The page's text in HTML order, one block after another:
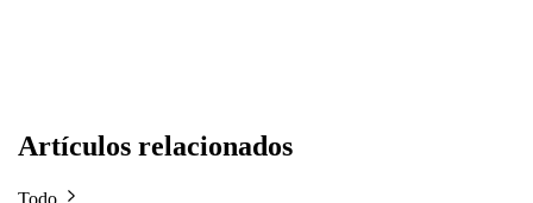
Artículos relacionados
Todo